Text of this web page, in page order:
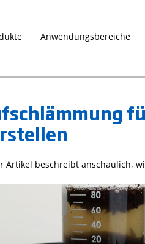
Anwendungsbereiche
27. April 2023
und Tricks
Nutzen Sie die
Artikel beschreibt anschaulich,